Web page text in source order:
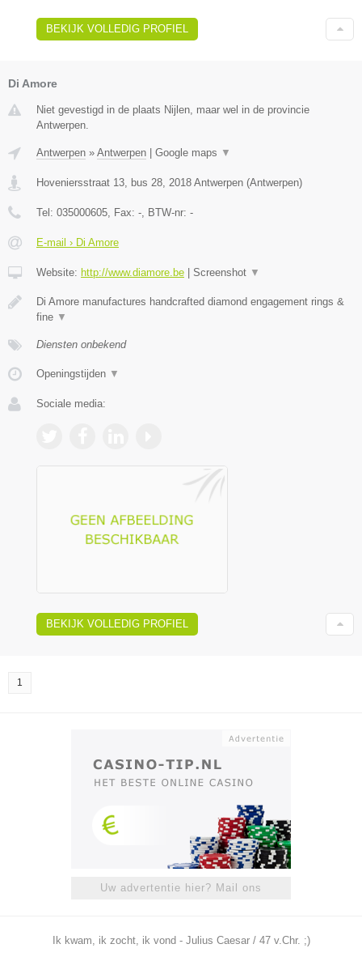
BEKIJK VOLLEDIG PROFIEL
Di Amore
Niet gevestigd in de plaats Nijlen, maar wel in de provincie
Antwerpen.
Antwerpen » Antwerpen | Google maps ▼
Hoveniersstraat 13, bus 28 2018 Antwerpen (Antwerpen)
Tel: 035000605 , Fax: - , BTW-nr: -
E-mail › Di Amore
Website: http://www.diamore.be | Screenshot ▼
Di Amore manufactures handcrafted diamond engagement rings &
fine ▼
Diensten onbekend
Openingstijden ▼
Sociale media:
BEKIJK VOLLEDIG PROFIEL
1
Uw advertentie hier? Mail ons
Ik kwam, ik zocht, ik vond - Julius Caesar / 47 v.Chr. ;)